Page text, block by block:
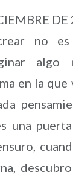
no
algo
en la
una